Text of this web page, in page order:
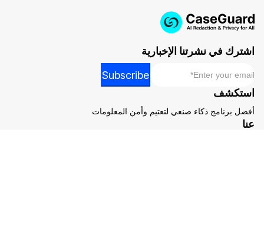
اشترك في نشرتنا الإخبارية
Email
Subscribe
استكشف
أفضل برنامج ذكاء صنعي لتعتيم وأمن المعلومات
عنا